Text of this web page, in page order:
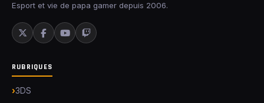
Esport et vie de papa gamer depuis 2006.
RUBRIQUES
3DS